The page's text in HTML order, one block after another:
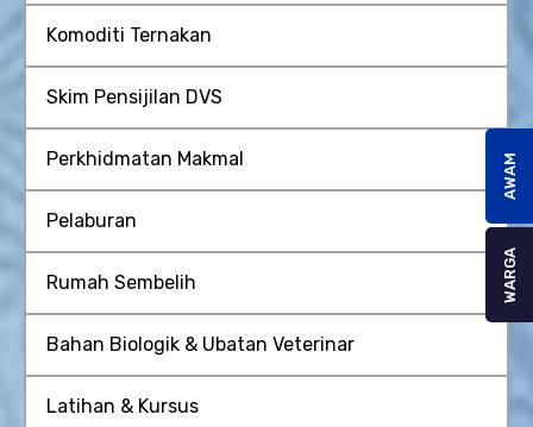
Komoditi Ternakan
Skim Pensijilan DVS
Perkhidmatan Makmal
Pelaburan
Rumah Sembelih
Bahan Biologik & Ubatan Veterinar
Latihan & Kursus
AWAM
WARGA